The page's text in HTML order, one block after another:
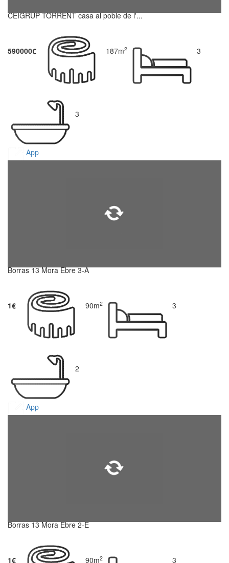
CEIGRUP TORRENT casa al poble de l'...
590000€ 187m2 3
3
App
Borras 13 Mora Ebre 3-A
1€ 90m2 3
2
App
Borras 13 Mora Ebre 2-E
1€ 90m2 3